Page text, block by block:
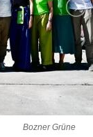
Bozner Grüne